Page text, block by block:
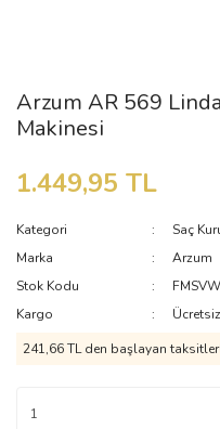
Arzum AR 569
Makinesi
1.449,95 TL
Kategori
Saç
Marka
Arzum
Stok Kodu
Kargo
241,66 TL den başlayan